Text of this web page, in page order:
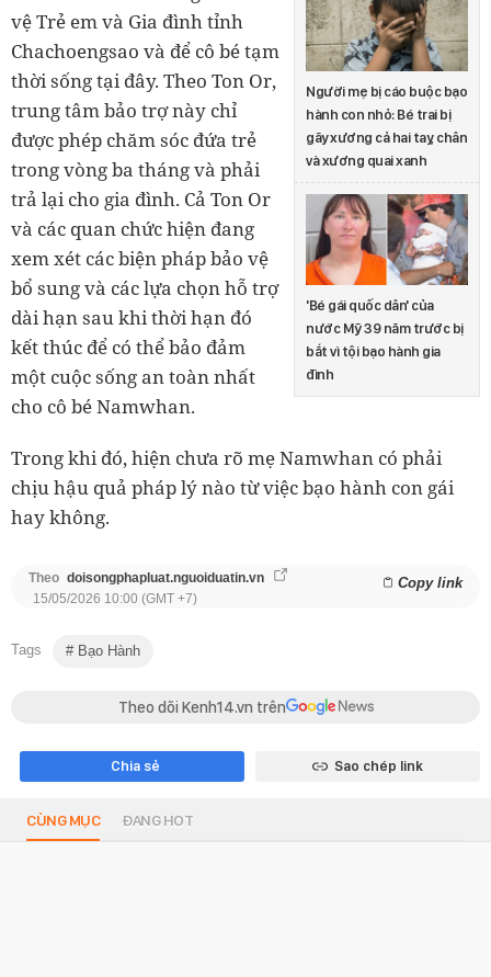
Người mẹ bị cáo buộc bạo
hành con nhỏ: Bé trai bị
gãy xương cả hai tay, chân
và xương quai xanh
'Bé gái quốc dân' của
nước Mỹ 39 năm trước bị
bắt vì tội bạo hành gia
đình
vệ Trẻ em và Gia đình tỉnh
Chachoengsao và để cô bé tạm
thời sống tại đây. Theo Ton Or,
trung tâm bảo trợ này chỉ
được phép chăm sóc đứa trẻ
trong vòng ba tháng và phải
trả lại cho gia đình. Cả Ton Or
và các quan chức hiện đang
xem xét các biện pháp bảo vệ
bổ sung và các lựa chọn hỗ trợ
dài hạn sau khi thời hạn đó
kết thúc để có thể bảo đảm
một cuộc sống an toàn nhất
cho cô bé Namwhan.
Trong khi đó, hiện chưa rõ mẹ Namwhan có phải
chịu hậu quả pháp lý nào từ việc bạo hành con gái
hay không.
Theo doisongphapluat.nguoiduatin.vn Copy link
15/05/2026 10:00 (GMT +7)
Tags Bạo Hành
Theo dõi Kenh14.vn trên
Chia sẻ Sao chép link
CÙNG MỤC ĐANG HOT